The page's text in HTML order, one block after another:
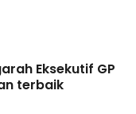
Eksekutif GP
terbaik